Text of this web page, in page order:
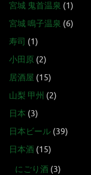
宮城 鬼首温泉 (1)
宮城 鳴子温泉 (6)
寿司 (1)
小田原 (2)
居酒屋 (15)
山梨 甲州 (2)
日本 (3)
日本ビール (39)
日本酒 (15)
にごり酒 (3)